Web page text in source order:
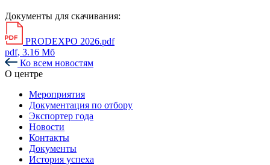
Документы для скачивания:
PRODEXPO 2026.pdf
pdf, 3.16 Мб
Ко всем новостям
О центре
Мероприятия
Документация по отбору
Экспортер года
Новости
Контакты
Документы
История успеха